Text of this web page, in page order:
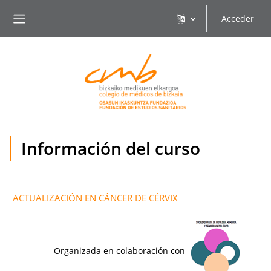
Acceder
Información del curso
ACTUALIZACIÓN EN CÁNCER DE CÉRVIX
Organizada en colaboración con